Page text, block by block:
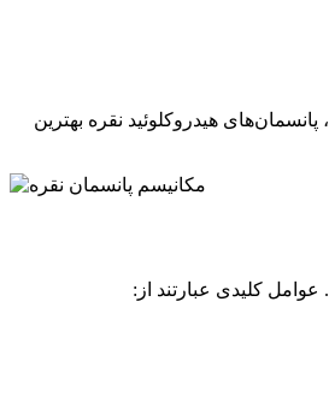
، پانسمان‌های هیدروکلوئید نقره بهترین